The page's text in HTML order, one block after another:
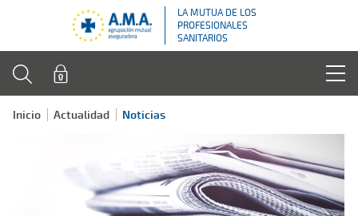
LA MUTUA DE LOS
PROFESIONALES
SANITARIOS
Inicio Actualidad Noticias